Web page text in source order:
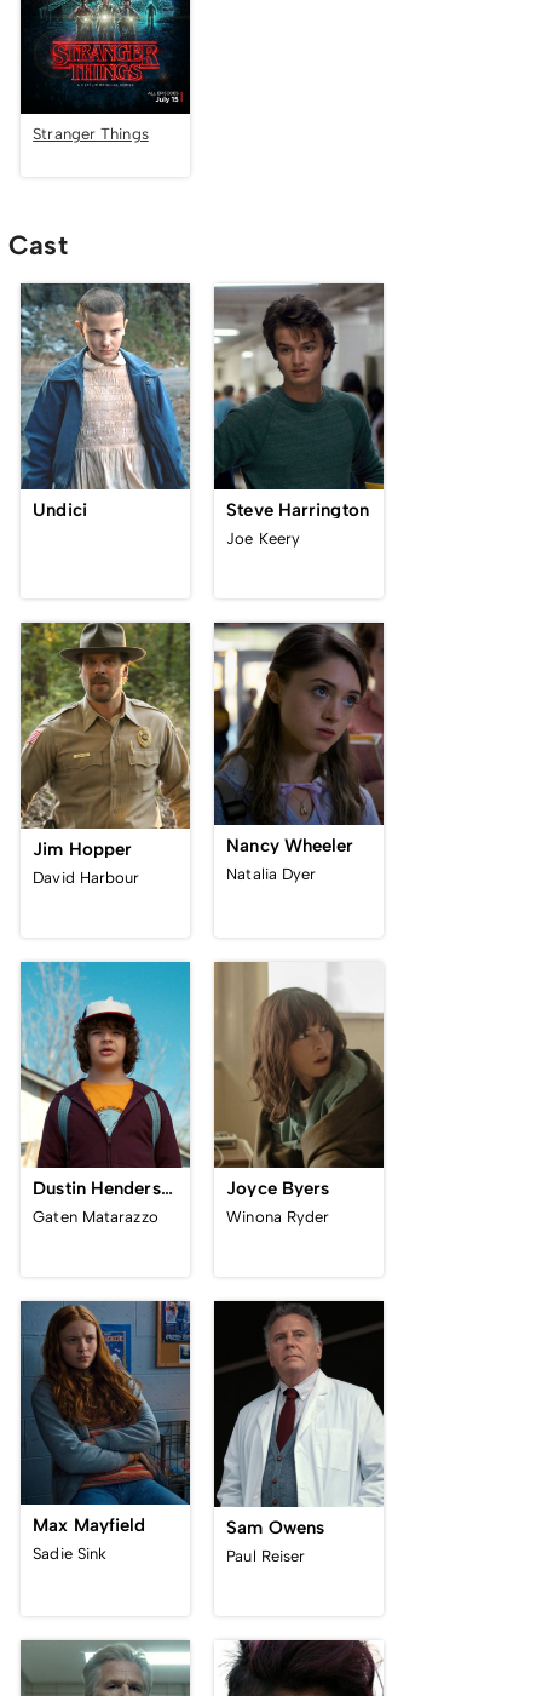
Stranger Things
Cast
Undici Steve Harrington
Joe Keery
Jim Hopper
David Harbour
Nancy Wheeler
Natalia Dyer
Dustin Henderson
Gaten Matarazzo
Joyce Byers
Winona Ryder
Max Mayfield
Sadie Sink
Sam Owens
Paul Reiser